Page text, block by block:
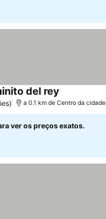
del rey
a 0.1 km de Centro da cidade
ver os preços exatos.